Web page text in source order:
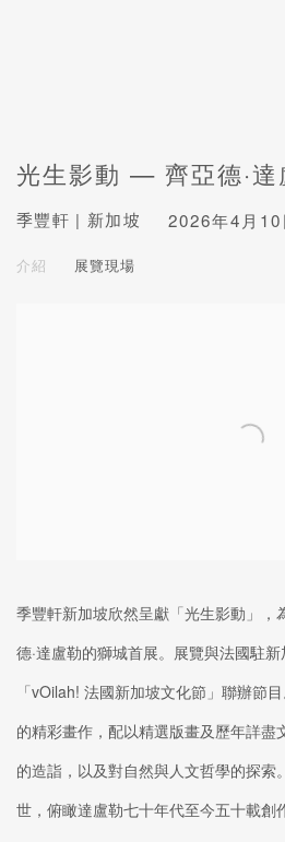
光生影動 — 齊亞德·達
季豐軒 | 新加坡 2026年4月
介紹 展覽現場
季豐軒新加坡欣然呈獻「光生影動」，
德·達盧勒的獅城首展。展覽與法國駐
「vOilah! 法國新加坡文化節」聯辦節目
的精彩畫作，配以精選版畫及歷年詳盡
的造詣，以及對自然與人文哲學的探索
世，俯瞰達盧勒七十年代至今五十載創